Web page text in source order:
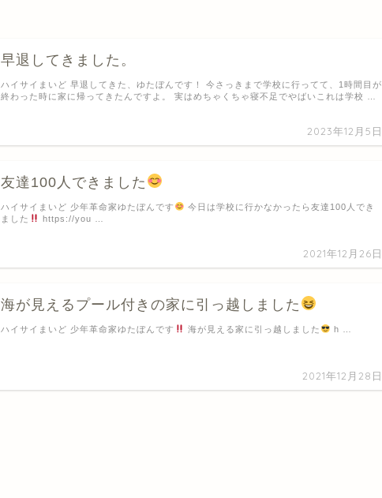
早退してきました。
2023年12月5日
ハイサイまいど 早退してきた、ゆたぼんです！ 今さっきまで学校に行ってて、1時間目が
終わった時に家に帰ってきたんですよ。 実はめちゃくちゃ寝不足でやばいこれは学校 …
友達100人できました
2021年12月26日
ハイサイまいど 少年革命家ゆたぼんです
今日は学校に行かなかったら友達100人でき
ました
https://you …
海が見えるプール付きの家に引っ越しました
2021年12月28日
ハイサイまいど 少年革命家ゆたぼんです 海が見える家に引っ越しました h …